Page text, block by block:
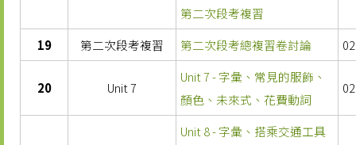
第二次段考複習
19 第二次段考複習 第二次段考總複習卷討論
20 Unit 7
Unit 7 - 字彙、常見的服飾、
顏色、未來式、花費動詞
Unit 8 - 字彙、搭乘交通工具